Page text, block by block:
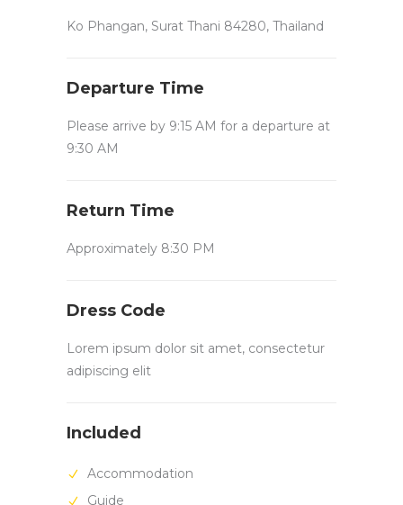
Ko Phangan, Surat Thani 84280, Thailand
Departure Time
Please arrive by 9:15 AM for a departure at
9:30 AM
Return Time
Approximately 8:30 PM
Dress Code
Lorem ipsum dolor sit amet, consectetur
adipiscing elit
Included
Accommodation
Guide